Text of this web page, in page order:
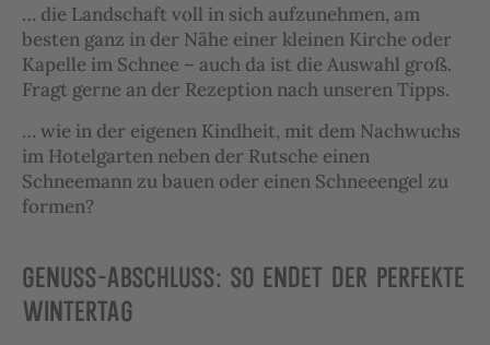
… die Landschaft voll in sich aufzunehmen, am
besten ganz in der Nähe einer kleinen Kirche oder
Kapelle im Schnee – auch da ist die Auswahl groß.
Fragt gerne an der Rezeption nach unseren Tipps.
… wie in der eigenen Kindheit, mit dem Nachwuchs
im Hotelgarten neben der Rutsche einen
Schneemann zu bauen oder einen Schneeengel zu
formen?
GENUSS-ABSCHLUSS: SO ENDET DER PERFEKTE
WINTERTAG